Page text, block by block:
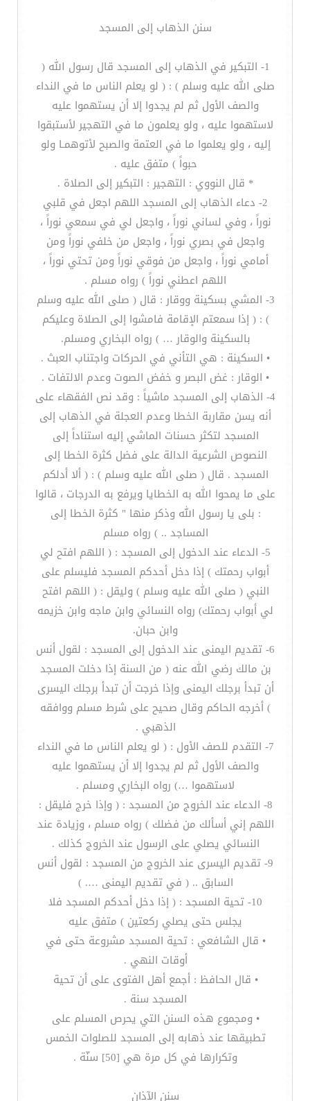
سنن الذهاب إلى المسجد
1- التبكير في الذهاب إلى المسجد قال رسول الله (
صلى الله عليه وسلم ) : ( لو يعلم الناس ما في النداء
والصف الأول ثم لم يجدوا إلا أن يستهموا عليه
لاستهموا عليه ، ولو يعلمون ما في التهجير لأستبقوا
إليه ، ولو يعلموا ما في العتمة والصبح لأتوهمـا ولو
حبواً ) متفق عليه .
* قال النووي : التهجير : التبكير إلى الصلاة .
2- دعاء الذهاب إلى المسجد اللهم اجعل في قلبي
نوراً ، وفي لساني نوراً ، واجعل لي في سمعي نوراً ،
واجعل في بصري نوراً ، واجعل من خلفي نوراً ومن
أمامي نوراً ، واجعل من فوقي نوراً ومن تحتي نوراً ،
اللهم اعطني نوراً ) رواه مسلم .
3- المشي بسكينة ووقار : قال ( صلى الله عليه وسلم
) : ( إذا سمعتم الإقامة فامشوا إلى الصلاة وعليكم
بالسكينة والوقار … ) رواه البخاري ومسلم.
• السكينة : هي التأني في الحركات واجتناب العبث .
• الوقار : غض البصر و خفض الصوت وعدم الالتفات .
4- الذهاب إلى المسجد ماشياً : وقد نص الفقهاء على
أنه يسن مقاربة الخطا وعدم العجلة في الذهاب إلى
المسجد لتكثر حسنات الماشي إليه استناداً إلى
النصوص الشرعية الدالة على فضل كثرة الخطا إلى
المسجد . قال ( صلى الله عليه وسلم ) : ( ألا أدلكم
على ما يمحوا الله به الخطايا ويرفع به الدرجات ، قالوا
: بلى يا رسول الله وذكر منها " كثرة الخطا إلى
المساجد .. ) رواه مسلم
5- الدعاء عند الدخول إلى المسجد : ( اللهم افتح لي
أبواب رحمتك ) إذا دخل أحدكم المسجد فليسلم على
النبي ( صلى الله عليه وسلم ) وليقل : ( اللهم افتح
لي أبواب رحمتك) رواه النسائي وابن ماجه وابن خزيمه
وابن حبان.
6- تقديم اليمنى عند الدخول إلى المسجد : لقول أنس
بن مالك رضي الله عنه ( من السنة إذا دخلت المسجد
أن تبدأ برجلك اليمنى وإذا خرجت أن تبدأ برجلك اليسرى
) أخرجه الحاكم وقال صحيح على شرط مسلم ووافقه
الذهبي .
7- التقدم للصف الأول : ( لو يعلم الناس ما في النداء
والصف الأول ثم لم يجدوا إلا أن يستهموا عليه
لاستهموا …) رواه البخاري ومسلم .
8- الدعاء عند الخروج من المسجد : ( وإذا خرج فليقل :
اللهم إني أسألك من فضلك ) رواه مسلم ، وزيادة عند
النسائي يصلي على الرسول عند الخروج كذلك .
9- تقديم اليسرى عند الخروج من المسجد : لقول أنس
السابق .. ( في تقديم اليمنى …. )
10- تحية المسجد : ( إذا دخل أحدكم المسجد فلا
يجلس حتى يصلي ركعتين ) متفق عليه
• قال الشافعي : تحية المسجد مشروعة حتى في
أوقات النهي .
• قال الحافظ : أجمع أهل الفتوى على أن تحية
المسجد سنة .
• ومجموع هذه السنن التي يحرص المسلم على
تطبيقها عند ذهابه إلى المسجد للصلوات الخمس
وتكرارها في كل مرة هي [50] سنّة .
سنن الآذان